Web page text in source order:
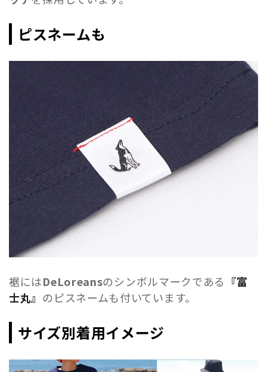
ピスネームも
裾にはDeLoreansのシンボルマークである 『富
士丸』 のピスネームも付いています。
サイズ別着用イメージ